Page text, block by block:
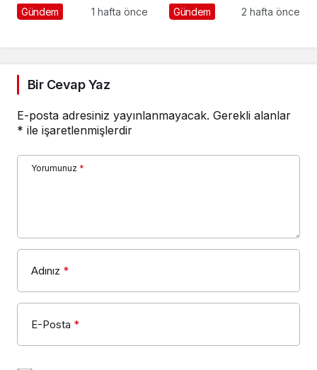
yangınlarını söndürme
Gündem 1 hafta önce Gündem 2 hafta önce
Bir Cevap Yaz
E-posta adresiniz yayınlanmayacak. Gerekli alanlar
* ile işaretlenmişlerdir
Yorumunuz *
Adınız *
E-Posta *